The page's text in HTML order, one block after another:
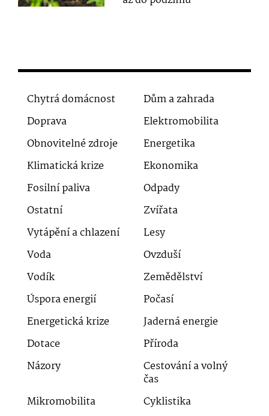
Chytrá domácnost
Dům a zahrada
Doprava
Elektromobilita
Obnovitelné zdroje
Energetika
Klimatická krize
Ekonomika
Fosilní paliva
Odpady
Ostatní
Zvířata
Vytápění a chlazení
Lesy
Voda
Ovzduší
Vodík
Zemědělství
Úspora energií
Počasí
Energetická krize
Jaderná energie
Dotace
Příroda
Názory
Cestování a volný
čas
Mikromobilita
Cyklistika